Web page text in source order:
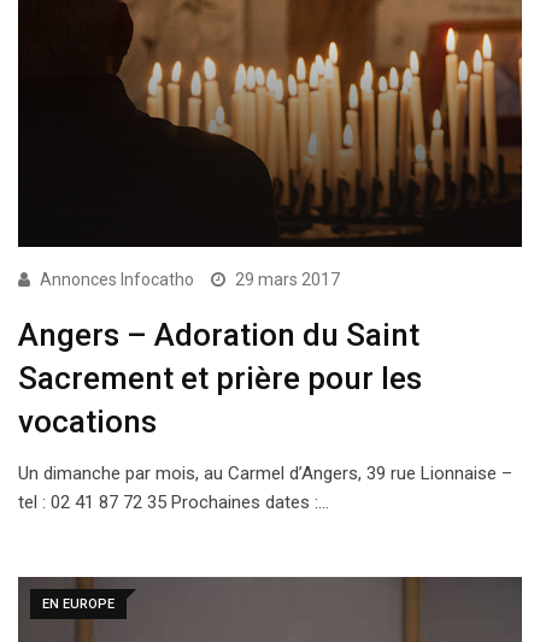
Annonces Infocatho 29 mars 2017
Angers – Adoration du Saint
Sacrement et prière pour les
vocations
Un dimanche par mois, au Carmel d’Angers, 39 rue Lionnaise –
tel : 02 41 87 72 35 Prochaines dates :…
EN EUROPE